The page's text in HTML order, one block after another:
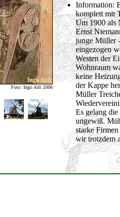
Foto: Ingo Arlt 2006
Information:
komplett mit
Um 1900 als
Ernst
junge Müller
eingezogen
Westen der
Wohnraum
keine
der Kappe
Müller
Es gelang
ungewiß.
starke
wir trotzdem